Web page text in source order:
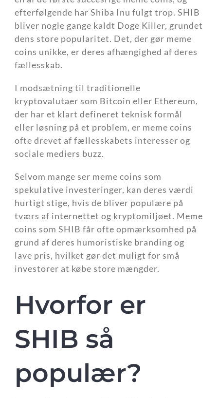
efterfølgende har Shiba Inu fulgt trop. SHIB
bliver nogle gange kaldt Doge Killer, grundet
dens store popularitet. Det, der gør meme
coins unikke, er deres afhængighed af deres
fællesskab.
I modsætning til traditionelle
kryptovalutaer som Bitcoin eller Ethereum,
der har et klart defineret teknisk formål
eller løsning på et problem, er meme coins
ofte drevet af fællesskabets interesser og
sociale mediers buzz.
Selvom mange ser meme coins som
spekulative investeringer, kan deres værdi
hurtigt stige, hvis de bliver populære på
tværs af internettet og kryptomiljøet. Meme
coins som SHIB får ofte opmærksomhed på
grund af deres humoristiske branding og
lave pris, hvilket gør det muligt for små
investorer at købe store mængder.
Hvorfor er
SHIB så
populær?